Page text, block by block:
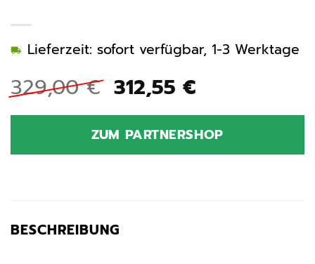
329,00€ Ursprünglicher
Preis
war:
329,00 €
312,55 €Aktueller
ist:
312,55 €.
Lieferzeit: sofort verfügbar, 1-3 Werktage
ZUM PARTNERSHOP
BESCHREIBUNG